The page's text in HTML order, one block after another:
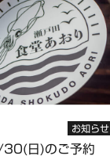
お知らせ
日)のご予約